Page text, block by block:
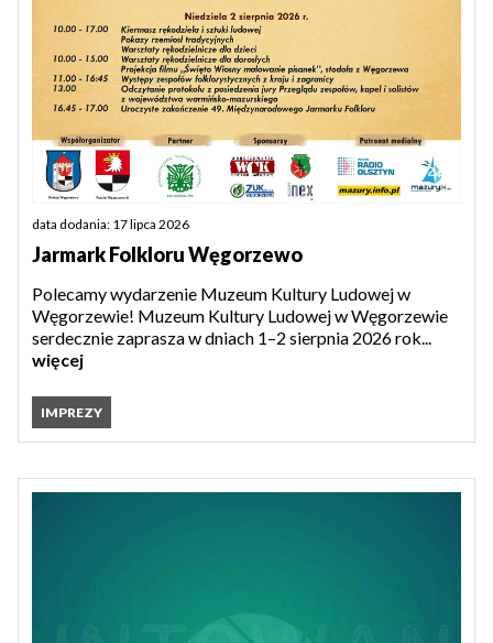
data dodania: 17 lipca 2026
Jarmark Folkloru Węgorzewo
Polecamy wydarzenie Muzeum Kultury Ludowej w
Węgorzewie! Muzeum Kultury Ludowej w Węgorzewie
serdecznie zaprasza w dniach 1–2 sierpnia 2026 rok...
więcej
IMPREZY